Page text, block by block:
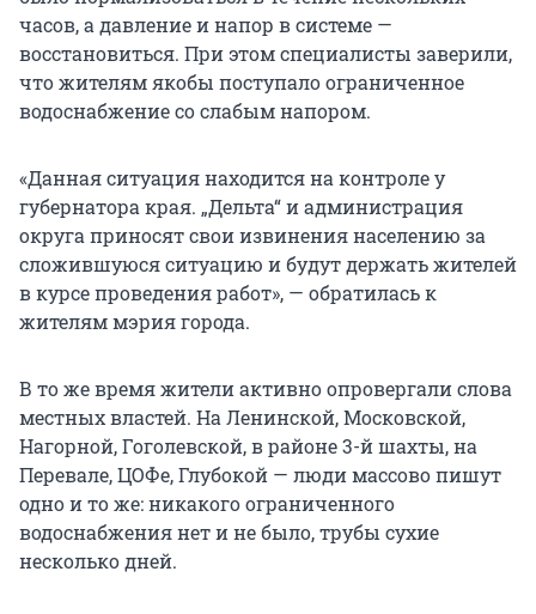
часов, а давление и напор в системе —
восстановиться. При этом специалисты заверили,
что жителям якобы поступало ограниченное
водоснабжение со слабым напором.
«Данная ситуация находится на контроле у
губернатора края. „Дельта“ и администрация
округа приносят свои извинения населению за
сложившуюся ситуацию и будут держать жителей
в курсе проведения работ», — обратилась к
жителям мэрия города.
В то же время жители активно опровергали слова
местных властей. На Ленинской, Московской,
Нагорной, Гоголевской, в районе 3-й шахты, на
Перевале, ЦОФе, Глубокой — люди массово пишут
одно и то же: никакого ограниченного
водоснабжения нет и не было, трубы сухие
несколько дней.